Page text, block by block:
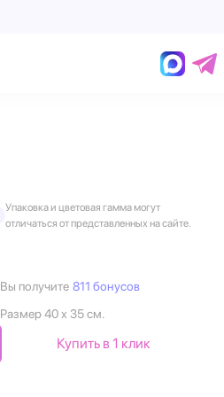
Упаковка и цветовая гамма могут
отличаться от представленных на сайте.
Вы получите 811 бонусов
Размер 40 х 35 см.
Купить в 1 клик